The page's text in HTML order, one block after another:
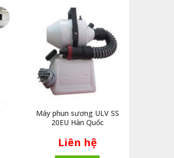
Máy phun sương ULV SS
20EU Hàn Quốc
Liên hệ